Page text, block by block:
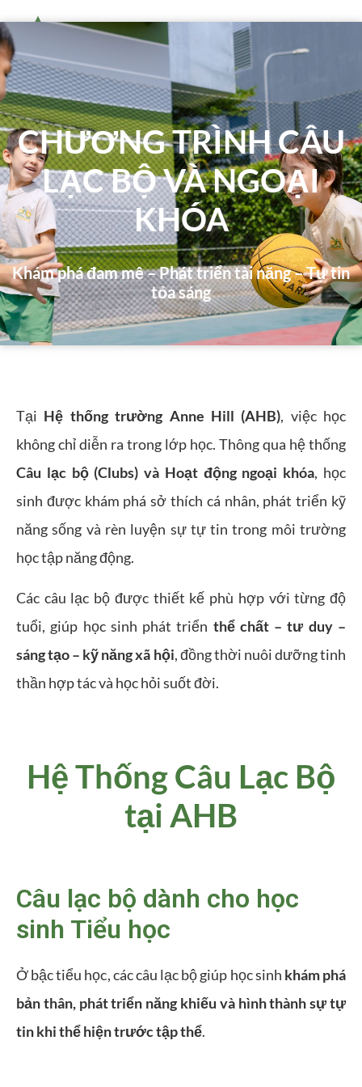
CHƯƠNG TRÌNH CÂU
LẠC BỘ VÀ NGOẠI
KHÓA
Khám phá đam mê – Phát triển tài năng – Tự tin
tỏa sáng
Tại Hệ thống trường Anne Hill (AHB), việc học
không chỉ diễn ra trong lớp học. Thông qua hệ thống
Câu lạc bộ (Clubs) và Hoạt động ngoại khóa, học
sinh được khám phá sở thích cá nhân, phát triển kỹ
năng sống và rèn luyện sự tự tin trong môi trường
học tập năng động.
Các câu lạc bộ được thiết kế phù hợp với từng độ
tuổi, giúp học sinh phát triển thể chất – tư duy –
sáng tạo – kỹ năng xã hội, đồng thời nuôi dưỡng tinh
thần hợp tác và học hỏi suốt đời.
Hệ Thống Câu Lạc Bộ
tại AHB
Câu lạc bộ dành cho học
sinh Tiểu học
Ở bậc tiểu học, các câu lạc bộ giúp học sinh khám phá
bản thân, phát triển năng khiếu và hình thành sự tự
tin khi thể hiện trước tập thể.